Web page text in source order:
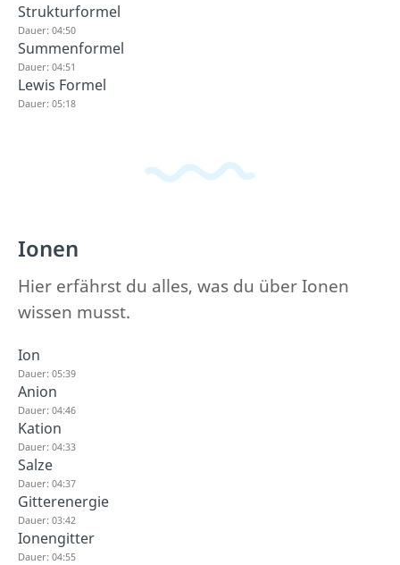
Strukturformel
Dauer: 04:50
Summenformel
Dauer: 04:51
Lewis Formel
Dauer: 05:18
Ionen
Hier erfährst du alles, was du über Ionen
wissen musst.
Ion
Dauer: 05:39
Anion
Dauer: 04:46
Kation
Dauer: 04:33
Salze
Dauer: 04:37
Gitterenergie
Dauer: 03:42
Ionengitter
Dauer: 04:55